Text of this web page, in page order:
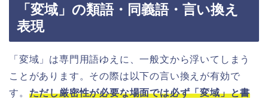
「変域」の類語・同義語・言い換え
表現
「変域」は専門用語ゆえに、一般文から浮いてしまう
ことがあります。その際は以下の言い換えが有効で
す。 ただし厳密性が必要な場面では必ず「変域」と書